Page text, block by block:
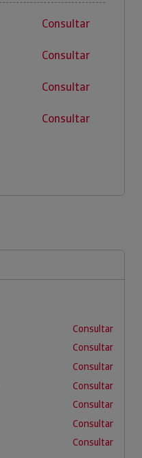
Consultar
Consultar
Consultar
Consultar
Consultar
Consultar
Consultar
Consultar
Consultar
Consultar
Consultar